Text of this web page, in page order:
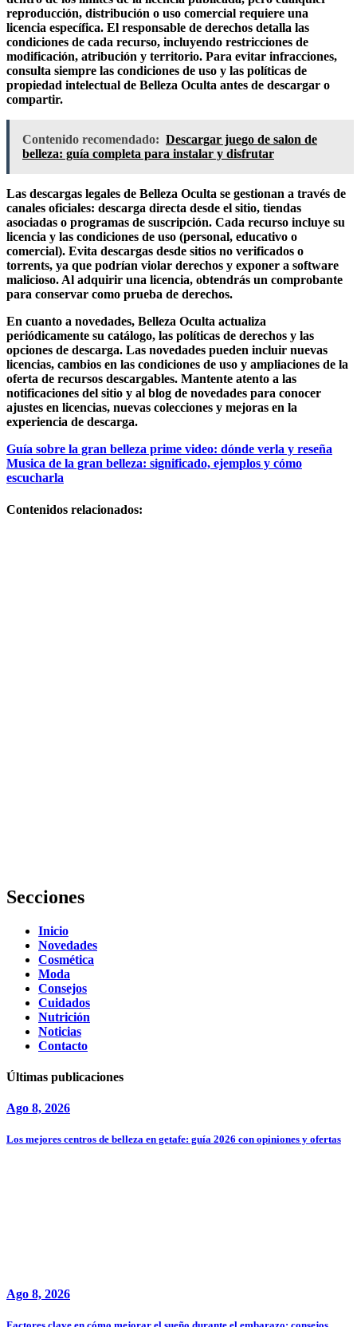
reproducción, distribución o uso comercial requiere una
licencia específica. El responsable de derechos detalla las
condiciones de cada recurso, incluyendo restricciones de
modificación, atribución y territorio. Para evitar infracciones,
consulta siempre las condiciones de uso y las políticas de
propiedad intelectual de Belleza Oculta antes de descargar o
compartir.
Contenido recomendado: Descargar juego de salon de
belleza: guía completa para instalar y disfrutar
Las descargas legales de Belleza Oculta se gestionan a través de
canales oficiales: descarga directa desde el sitio, tiendas
asociadas o programas de suscripción. Cada recurso incluye su
licencia y las condiciones de uso (personal, educativo o
comercial). Evita descargas desde sitios no verificados o
torrents, ya que podrían violar derechos y exponer a software
malicioso. Al adquirir una licencia, obtendrás un comprobante
para conservar como prueba de derechos.
En cuanto a novedades, Belleza Oculta actualiza
periódicamente su catálogo, las políticas de derechos y las
opciones de descarga. Las novedades pueden incluir nuevas
licencias, cambios en las condiciones de uso y ampliaciones de la
oferta de recursos descargables. Mantente atento a las
notificaciones del sitio y al blog de novedades para conocer
ajustes en licencias, nuevas colecciones y mejoras en la
experiencia de descarga.
Navegación
de
Guía sobre la gran belleza prime video: dónde verla y reseña
Musica de la gran belleza: significado, ejemplos y cómo
escucharla
Contenidos relacionados:
Secciones
Inicio
Novedades
Cosmética
Moda
Consejos
Cuidados
Nutrición
Noticias
Contacto
Últimas publicaciones
Ago 8, 2026
Los mejores centros de belleza en getafe: guía 2026 con opiniones y ofertas
Ago 8, 2026